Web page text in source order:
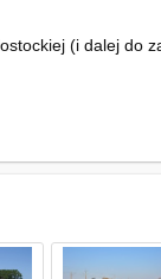
(i dalej do